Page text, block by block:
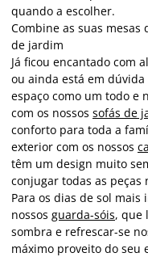
quando a escolher.
Combine as suas
de jardim
Já ficou encantado com
ou ainda está em
espaço como um todo e
com os nossos sofás de
conforto para toda a
exterior com os nossos
têm um design muito
conjugar todas as peças
Para os dias de sol mais
nossos guarda-sóis, que
sombra e refrescar-se
máximo proveito do seu